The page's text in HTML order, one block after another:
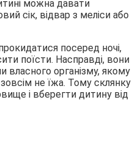
можна давати
сік, відвар з меліси або
посеред ночі,
поїсти. Насправді, вони
власного організму, якому
не їжа. Тому склянку
і вберегти дитину від